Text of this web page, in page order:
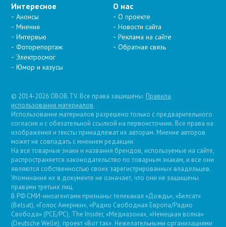
Интересное
Анонсы
Мнения
Интервью
Фоторепортаж
Электросмог
Юмор и казусы
О нас
О проекте
Новости сайта
Реклама на сайте
Обратная связь
© 2014-2026 OBOB.TV. Все права защищены. Правила
использования материалов.
Использование материалов разрешено только с предварительного
согласия и с обязательной ссылкой на первоисточник. Все права на
изображения и тексты принадлежат их авторам. Мнение авторов
может не совпадать с мнением редакции.
На все товарные знаки и названия брендов, используемые на сайте,
распространяется законодательство по товарным знакам, и все они
являются собственностью своих зарегистрированных владельцев.
Упоминание их в документе не означает, что они не защищены
правами третьих лиц.
В РФ СМИ-иноагентами признаны: телеканал «Дождь», «Белсат»
(Belsat), «Голос Америки», «Радио Свободная Европа/Радио
Свобода» (PCE/PC), The Insider, «Медиазона», «Немецкая волна»
(Deutsche Welle), проект «Вот так». Нежелательными организациями